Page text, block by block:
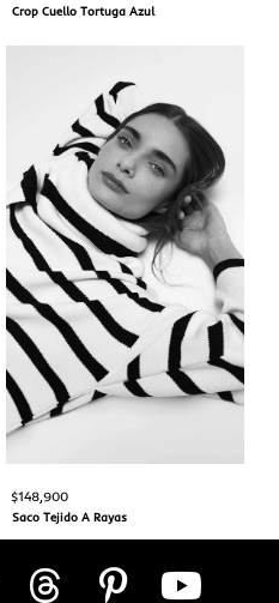
Crop Cuello Tortuga Azul
$148,900
Saco Tejido A Rayas